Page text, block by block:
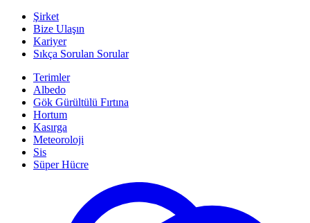
Şirket
Bize Ulaşın
Kariyer
Sıkça Sorulan Sorular
Terimler
Albedo
Gök Gürültülü Fırtına
Hortum
Kasırga
Meteoroloji
Sis
Süper Hücre